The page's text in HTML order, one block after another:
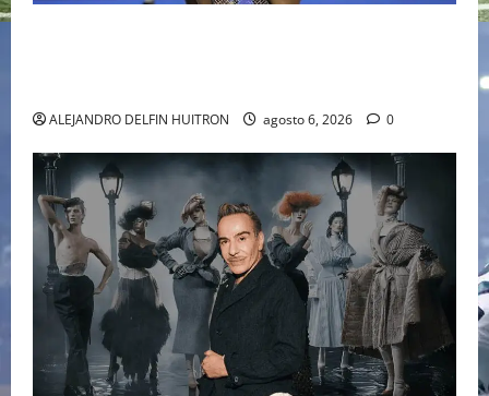
ALEJANDRO DELFIN HUITRON agosto 6, 2026 0